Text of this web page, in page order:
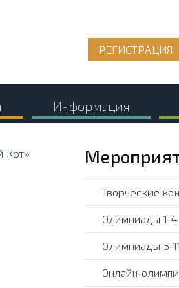
РЕГИСТРАЦИЯ
Информация
Творческие
Олимпиады 1‑4
Олимпиады